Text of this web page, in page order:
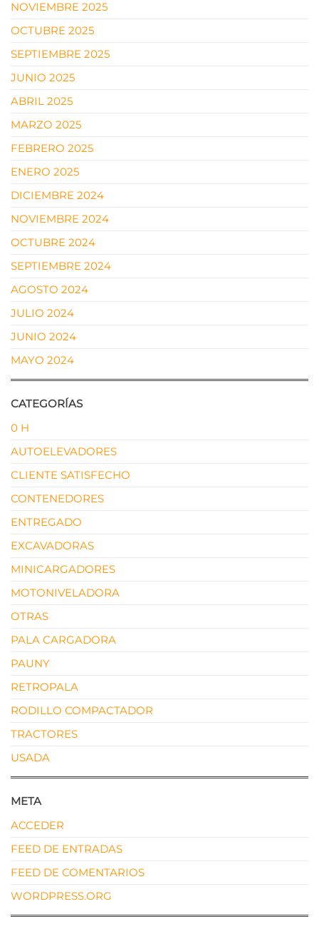
NOVIEMBRE 2025
OCTUBRE 2025
SEPTIEMBRE 2025
JUNIO 2025
ABRIL 2025
MARZO 2025
FEBRERO 2025
ENERO 2025
DICIEMBRE 2024
NOVIEMBRE 2024
OCTUBRE 2024
SEPTIEMBRE 2024
AGOSTO 2024
JULIO 2024
JUNIO 2024
MAYO 2024
CATEGORÍAS
0 H
AUTOELEVADORES
CLIENTE SATISFECHO
CONTENEDORES
ENTREGADO
EXCAVADORAS
MINICARGADORES
MOTONIVELADORA
OTRAS
PALA CARGADORA
PAUNY
RETROPALA
RODILLO COMPACTADOR
TRACTORES
USADA
META
ACCEDER
FEED DE ENTRADAS
FEED DE COMENTARIOS
WORDPRESS.ORG